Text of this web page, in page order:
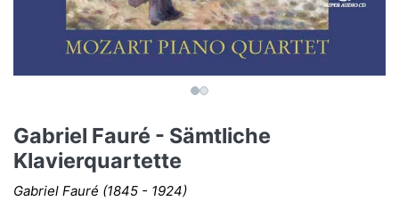
Gabriel Fauré - Sämtliche
Klavierquartette
Gabriel Fauré (1845 - 1924)